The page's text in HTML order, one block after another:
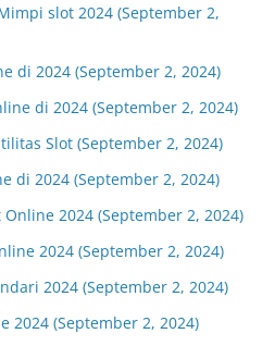
slot 2024 (September 2,
di 2024 (September 2, 2024)
di 2024 (September 2, 2024)
Slot (September 2, 2024)
di 2024 (September 2, 2024)
2024 (September 2, 2024)
2024 (September 2, 2024)
2024 (September 2, 2024)
2024 (September 2, 2024)